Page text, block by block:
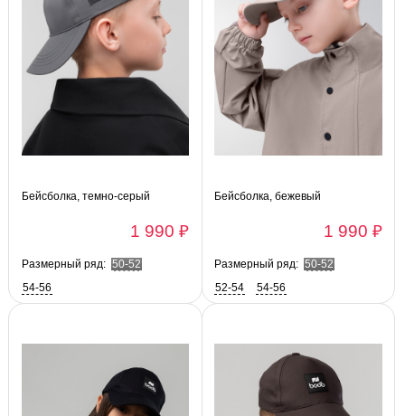
Бейсболка, темно-серый
1 990 ₽
Размерный ряд: 50-52
54-56
Бейсболка, бежевый
1 990 ₽
Размерный ряд: 50-52
52-54
54-56